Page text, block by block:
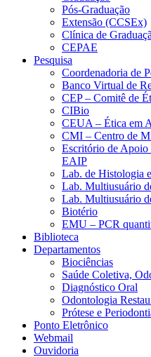
Pós-Graduação
Extensão (CCSEx)
Clínica de
CEPAE
Pesquisa
Coordenadoria de
Banco Virtual de
CEP – Comitê de
CIBio
CEUA – Ética em
CMI – Centro de
Escritório de Apoio
EAIP
Lab. de Histologia
Lab. Multiusuário
Lab. Multiusuário
Biotério
EMU – PCR
Biblioteca
Departamentos
Biociências
Saúde Coletiva,
Diagnóstico Oral
Odontologia
Prótese e
Ponto Eletrônico
Webmail
Ouvidoria